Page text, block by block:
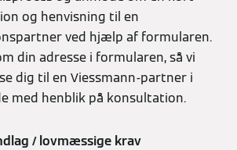
og henvisning til en
ved hjælp af formularen.
din adresse i formularen, så vi
dig til en Viessmann-partner i
med henblik på konsultation.
/ lovmæssige krav